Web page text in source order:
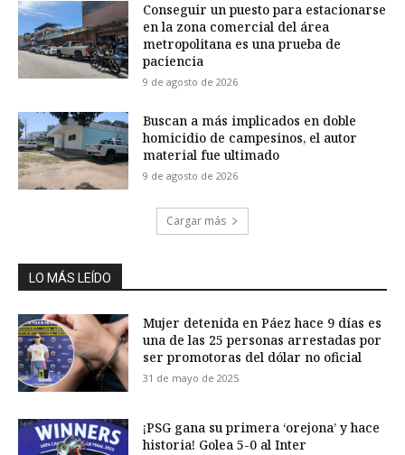
Conseguir un puesto para estacionarse
en la zona comercial del área
metropolitana es una prueba de
paciencia
9 de agosto de 2026
Buscan a más implicados en doble
homicidio de campesinos, el autor
material fue ultimado
9 de agosto de 2026
Cargar más
LO MÁS LEÍDO
Mujer detenida en Páez hace 9 días es
una de las 25 personas arrestadas por
ser promotoras del dólar no oficial
31 de mayo de 2025
¡PSG gana su primera ‘orejona’ y hace
historia! Golea 5-0 al Inter